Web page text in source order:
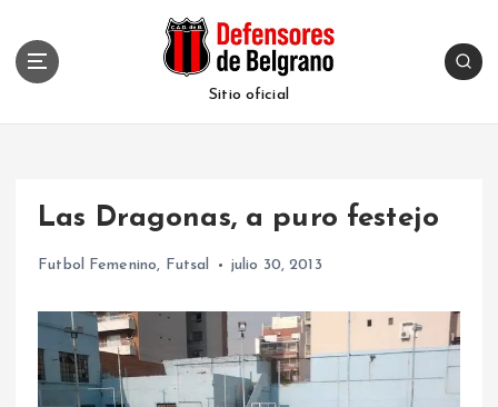
Sitio oficial
Las Dragonas, a puro festejo
Futbol Femenino, Futsal julio 30, 2013